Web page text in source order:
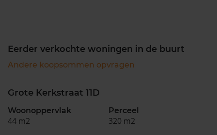
Eerder verkochte woningen in de buurt
Andere koopsommen opvragen
Grote Kerkstraat 11D
Woonoppervlak
44 m2
Perceel
320 m2